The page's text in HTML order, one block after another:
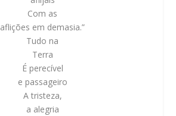
Com as
aflições em demasia.”
Tudo na
Terra
É perecível
e passageiro
A tristeza,
a alegria